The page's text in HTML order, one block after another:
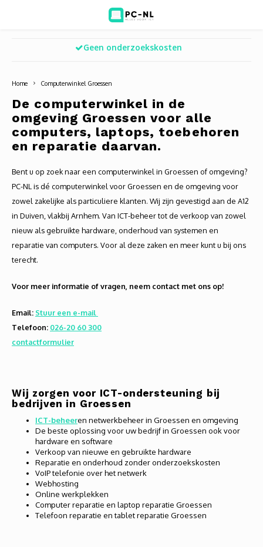
Hoofdmenu / ict voor bedrijven
Zakelijke wifi oplossingen
BlueSquad is PC-NL
Office 365 for business
Hoofdmenu / shop
Computers
Accessoires
Geen onderzoekskosten
Home Computerwinkel Groessen
De computerwinkel in de
omgeving Groessen voor alle
computers, laptops, toebehoren
en reparatie daarvan.
Bent u op zoek naar een computerwinkel in Groessen of omgeving?
PC-NL is dé computerwinkel voor Groessen en de omgeving voor
zowel zakelijke als particuliere klanten. Wij zijn gevestigd aan de A12
in Duiven, vlakbij Arnhem. Van ICT-beheer tot de verkoop van zowel
nieuw als gebruikte hardware, onderhoud van systemen en
reparatie van computers. Voor al deze zaken en meer kunt u bij ons
terecht.
Voor meer informatie of vragen, neem contact met ons op!
Email: Stuur een e-mail
Telefoon: 026-20 60 300
contactformulier
Wij zorgen voor ICT-ondersteuning bij
bedrijven in Groessen
ICT-beheeren netwerkbeheer in Groessen en omgeving
De beste oplossing voor uw bedrijf in Groessen ook voor
hardware en software
Verkoop van nieuwe en gebruikte hardware
Reparatie en onderhoud zonder onderzoekskosten
VoIP telefonie over het netwerk
Webhosting
Online werkplekken
Computer reparatie en laptop reparatie Groessen
Telefoon reparatie en tablet reparatie Groessen